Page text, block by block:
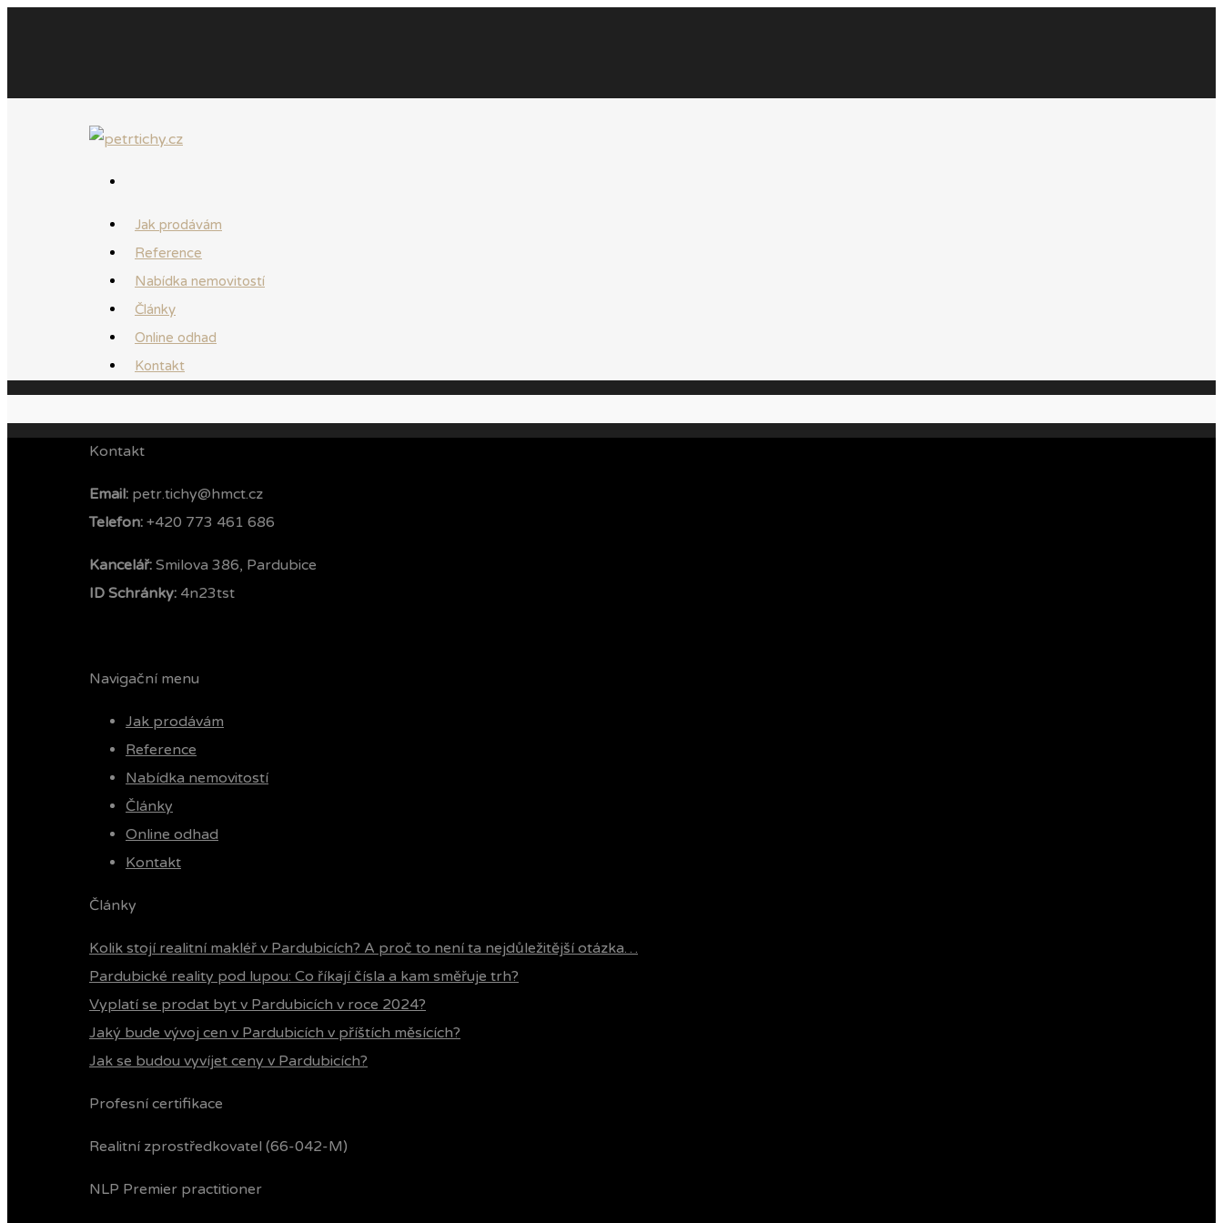
Jak prodávám
Reference
Nabídka nemovitostí
Články
Online odhad
Kontakt
Kontakt
Email: petr.tichy@hmct.cz
Telefon: ‭ +420 773 461 686‬
Kancelář: Smilova 386, Pardubice
ID Schránky: 4n23tst
Navigační menu
Jak prodávám
Reference
Nabídka nemovitostí
Články
Online odhad
Kontakt
Články
Kolik stojí realitní makléř v Pardubicích? A proč to není ta nejdůležitější otázka…
Pardubické reality pod lupou: Co říkají čísla a kam směřuje trh?
Vyplatí se prodat byt v Pardubicích v roce 2024?
Jaký bude vývoj cen v Pardubicích v příštích měsících?
Jak se budou vyvíjet ceny v Pardubicích?
Profesní certifikace
Realitní zprostředkovatel (66-042-M)
NLP Premier practitioner